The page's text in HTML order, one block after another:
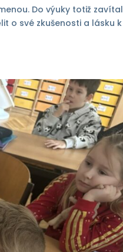
Do výuky totiž zavítal
o své zkušenosti a lásku k